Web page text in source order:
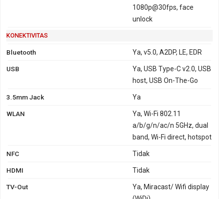
1080p@30fps, face
unlock
KONEKTIVITAS
Bluetooth Ya, v5.0, A2DP, LE, EDR
USB
Ya, USB Type-C v2.0, USB
host, USB On-The-Go
3.5mm Jack Ya
WLAN
Ya, Wi-Fi 802.11
a/b/g/n/ac/n 5GHz, dual
band, Wi-Fi direct, hotspot
NFC Tidak
HDMI Tidak
TV-Out
Ya, Miracast/ Wifi display